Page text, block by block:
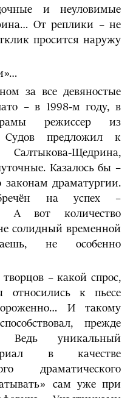
и неуловимые
От реплики – не
просится наружу
за все девяностые
– в 1998-м году, в
режиссер из
Судов предложил к
Щедрина,
Казалось бы –
законам драматургии.
на успех –
А вот количество
солидный временной
не особенно
– какой спрос,
относились к пьесе
И такому
прежде
уникальный
в качестве
драматического
сам уже при